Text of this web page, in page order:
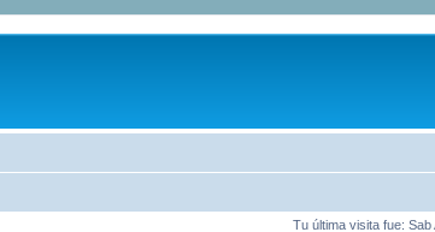
Tu última visita fue: